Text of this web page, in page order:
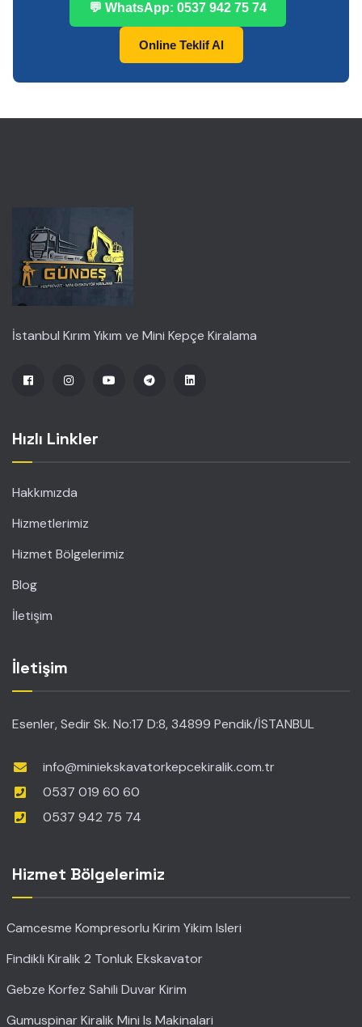
💬 WhatsApp: 0537 942 75 74
Online Teklif Al
İstanbul Kırım Yıkım ve Mini Kepçe Kiralama
Hızlı Linkler
Hakkımızda
Hizmetlerimiz
Hizmet Bölgelerimiz
Blog
İletişim
İletişim
Esenler, Sedir Sk. No:17 D:8, 34899 Pendik/İSTANBUL
info@miniekskavatorkepcekiralik.com.tr
0537 019 60 60
0537 942 75 74
Hizmet Bölgelerimiz
Camcesme Kompresorlu Kirim Yikim Isleri
Findikli Kiralik 2 Tonluk Ekskavator
Gebze Korfez Sahili Duvar Kirim
Gumuspinar Kiralik Mini Is Makinalari